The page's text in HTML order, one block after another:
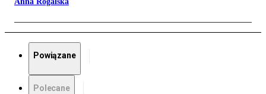
Powiązane
Polecane